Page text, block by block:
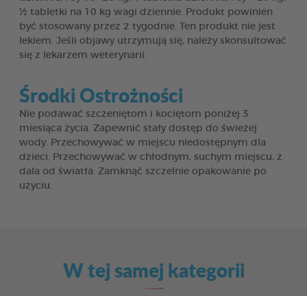
½ tabletki na 10 kg wagi dziennie. Produkt powinien
być stosowany przez 2 tygodnie. Ten produkt nie jest
lekiem. Jeśli objawy utrzymują się, należy skonsultować
się z lekarzem weterynarii.
Środki Ostrożności
Nie podawać szczeniętom i kociętom poniżej 3
miesiąca życia. Zapewnić stały dostęp do świeżej
wody. Przechowywać w miejscu niedostępnym dla
dzieci. Przechowywać w chłodnym, suchym miejscu, z
dala od światła. Zamknąć szczelnie opakowanie po
użyciu.
W tej samej kategorii